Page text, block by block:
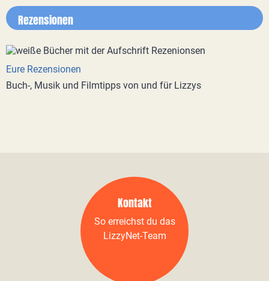
Rezensionen
Eure Rezensionen
Buch-, Musik und Filmtipps von und für Lizzys
Kontakt
So erreichst du das
LizzyNet-Team